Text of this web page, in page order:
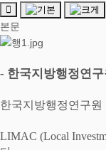
본문
- 한국지방행정연구
한국지방행정연구원
LIMAC (Local